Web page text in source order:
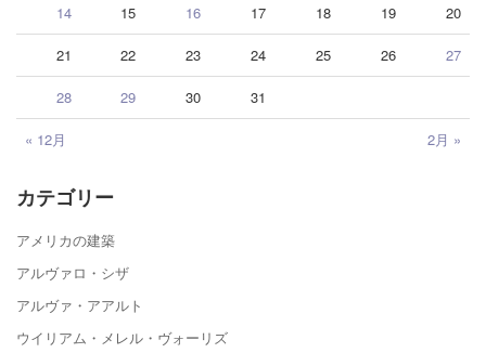
« 12月 2月 »
14 15 16 17 18 19 20
21 22 23 24 25 26 27
28 29 30 31
カテゴリー
アメリカの建築
アルヴァロ・シザ
アルヴァ・アアルト
ウイリアム・メレル・ヴォーリズ